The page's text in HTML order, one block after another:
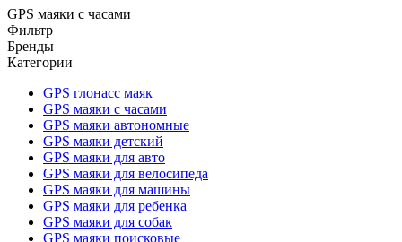
GPS маяки c часами
Фильтр
Бренды
Категории
GPS глонасс маяк
GPS маяки c часами
GPS маяки автономные
GPS маяки детский
GPS маяки для авто
GPS маяки для велосипеда
GPS маяки для машины
GPS маяки для ребенка
GPS маяки для собак
GPS маяки поисковые